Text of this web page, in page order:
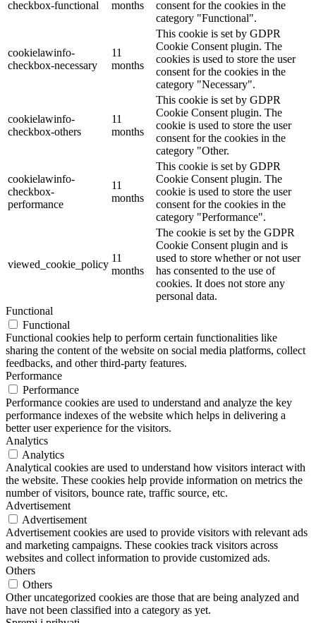
checkbox-functional
months
consent for the cookies in the
category "Functional".
cookielawinfo-
checkbox-necessary
11
months
This cookie is set by GDPR
Cookie Consent plugin. The
cookies is used to store the user
consent for the cookies in the
category "Necessary".
cookielawinfo-
checkbox-others
11
months
This cookie is set by GDPR
Cookie Consent plugin. The
cookie is used to store the user
consent for the cookies in the
category "Other.
cookielawinfo-
checkbox-
performance
11
months
This cookie is set by GDPR
Cookie Consent plugin. The
cookie is used to store the user
consent for the cookies in the
category "Performance".
viewed_cookie_policy
11
months
The cookie is set by the GDPR
Cookie Consent plugin and is
used to store whether or not user
has consented to the use of
cookies. It does not store any
personal data.
Functional
Functional
Functional cookies help to perform certain functionalities like
sharing the content of the website on social media platforms, collect
feedbacks, and other third-party features.
Performance
Performance
Performance cookies are used to understand and analyze the key
performance indexes of the website which helps in delivering a
better user experience for the visitors.
Analytics
Analytics
Analytical cookies are used to understand how visitors interact with
the website. These cookies help provide information on metrics the
number of visitors, bounce rate, traffic source, etc.
Advertisement
Advertisement
Advertisement cookies are used to provide visitors with relevant ads
and marketing campaigns. These cookies track visitors across
websites and collect information to provide customized ads.
Others
Others
Other uncategorized cookies are those that are being analyzed and
have not been classified into a category as yet.